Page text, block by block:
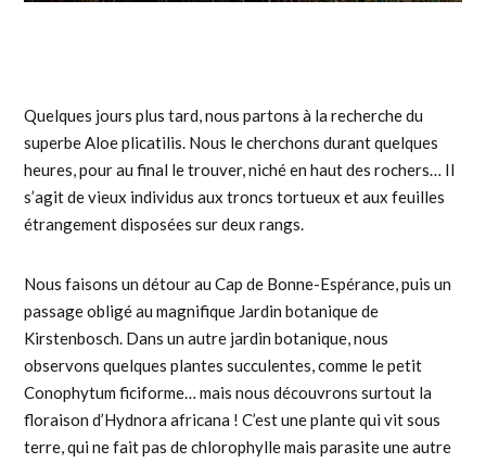
Quelques jours plus tard, nous partons à la recherche du
superbe Aloe plicatilis. Nous le cherchons durant quelques
heures, pour au final le trouver, niché en haut des rochers… Il
s’agit de vieux individus aux troncs tortueux et aux feuilles
étrangement disposées sur deux rangs.
Nous faisons un détour au Cap de Bonne-Espérance, puis un
passage obligé au magnifique Jardin botanique de
Kirstenbosch. Dans un autre jardin botanique, nous
observons quelques plantes succulentes, comme le petit
Conophytum ficiforme… mais nous découvrons surtout la
floraison d’Hydnora africana ! C’est une plante qui vit sous
terre, qui ne fait pas de chlorophylle mais parasite une autre